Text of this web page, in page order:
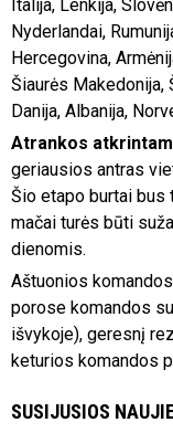
Italija, Lenkija,
Nyderlandai,
Hercegovina,
Šiaurės Makedonija,
Danija, Albanija,
Atrankos
geriausios antras
Šio etapo burtai bus
mačai turės būti
dienomis.
Aštuonios
porose komandos
išvykoje), geresnį
keturios komandos
SUSIJUSIOS